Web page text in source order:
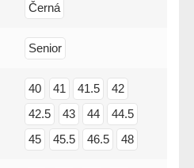
Černá
Senior
40 41 41.5
42
42.5
43 44
44.5
45
45.5 46.5 48